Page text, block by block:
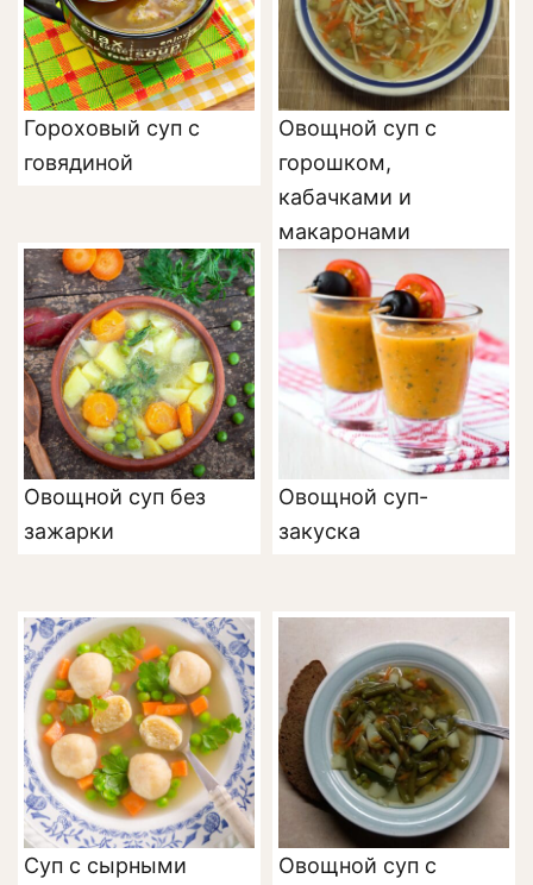
Гороховый суп с
говядиной
Овощной суп с
горошком,
кабачками и
макаронами
Овощной суп без
зажарки
Овощной суп-
закуска
Суп с сырными
Овощной суп с